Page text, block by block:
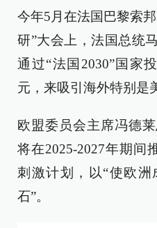
今年5月在法国巴黎索
研”大会上，法国总统
通过“法国2030”国家
元，来吸引海外特别是
欧盟委员会主席冯德
将在2025-2027年期间
刺激计划，以“使欧
石”。